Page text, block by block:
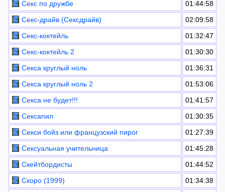
Секс по дружбе
01:44:58
Секс-драйв (Сексдрайв)
02:09:58
Секс-коктейль
01:32:47
Секс-коктейль 2
01:30:30
Секса круглый ноль
01:36:31
Секса круглый ноль 2
01:53:06
Секса не будет!!!
01:41:57
Сексапил
01:30:35
Секси бойз или французский пирог
01:27:39
Сексуальная учительница
01:45:28
Скейтбордисты
01:44:52
Скоро (1999)
01:34:38